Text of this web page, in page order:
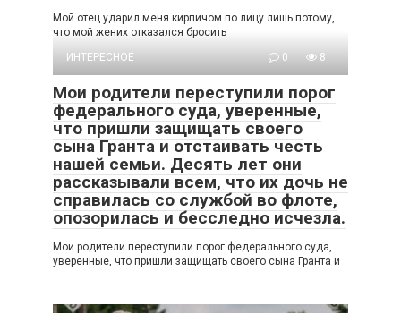
Мой отец ударил меня кирпичом по лицу лишь потому,
что мой жених отказался бросить
ИНТЕРЕСНОЕ
0 8
Мои родители переступили порог
федерального суда, уверенные,
что пришли защищать своего
сына Гранта и отстаивать честь
нашей семьи. Десять лет они
рассказывали всем, что их дочь не
справилась со службой во флоте,
опозорилась и бесследно исчезла.
Мои родители переступили порог федерального суда,
уверенные, что пришли защищать своего сына Гранта и